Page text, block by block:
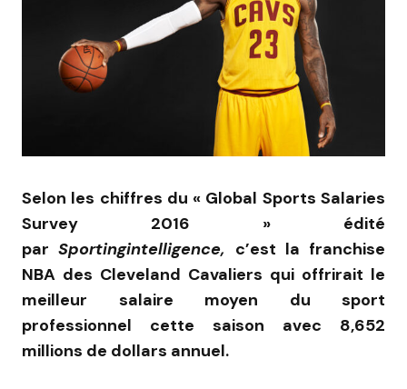
Selon les chiffres du « Global Sports Salaries
Survey 2016 » édité
parSportingintelligence, c’est la franchise
NBA des Cleveland Cavaliers qui offrirait le
meilleur salaire moyen du sport
professionnel cette saison avec 8,652
millions de dollars annuel.